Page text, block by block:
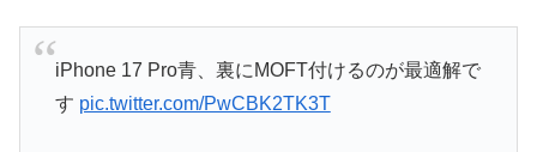
iPhone 17 Pro青、裏にMOFT付けるのが最適解で
す pic.twitter.com/PwCBK2TK3T